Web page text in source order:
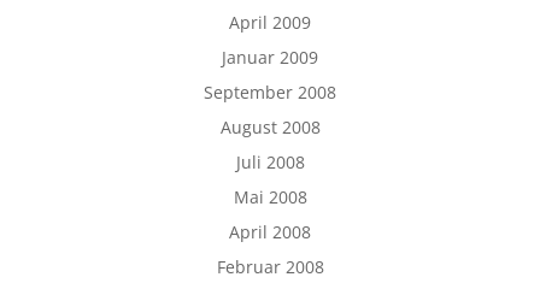
April 2009
Januar 2009
September 2008
August 2008
Juli 2008
Mai 2008
April 2008
Februar 2008